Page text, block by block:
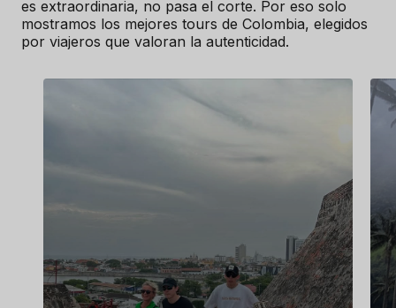
es extraordinaria, no pasa el corte. Por eso solo
mostramos los mejores tours de Colombia, elegidos
por viajeros que valoran la autenticidad.